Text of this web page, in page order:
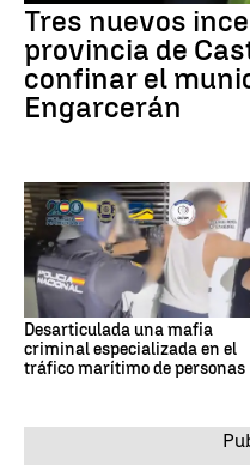
Tres nuevos
provincia de
confinar el
Engarcerán
Desarticulada una mafia
criminal especializada en el
tráfico marítimo de personas